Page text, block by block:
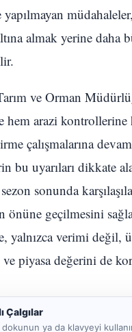
almak yerine daha
ve Orman
hem arazi kontrollerine
çalışmalarına
bu uyarıları dikkate
sonunda
önüne geçilmesini
yalnızca verimi değil,
piyasa değerini de
Çalgılar
ya da klavyeyi